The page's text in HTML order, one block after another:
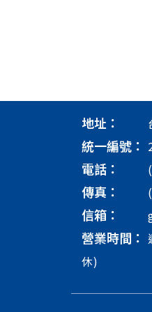
地址：
統一編號：
電話：
傳真：
信箱：
營業時間：
休)